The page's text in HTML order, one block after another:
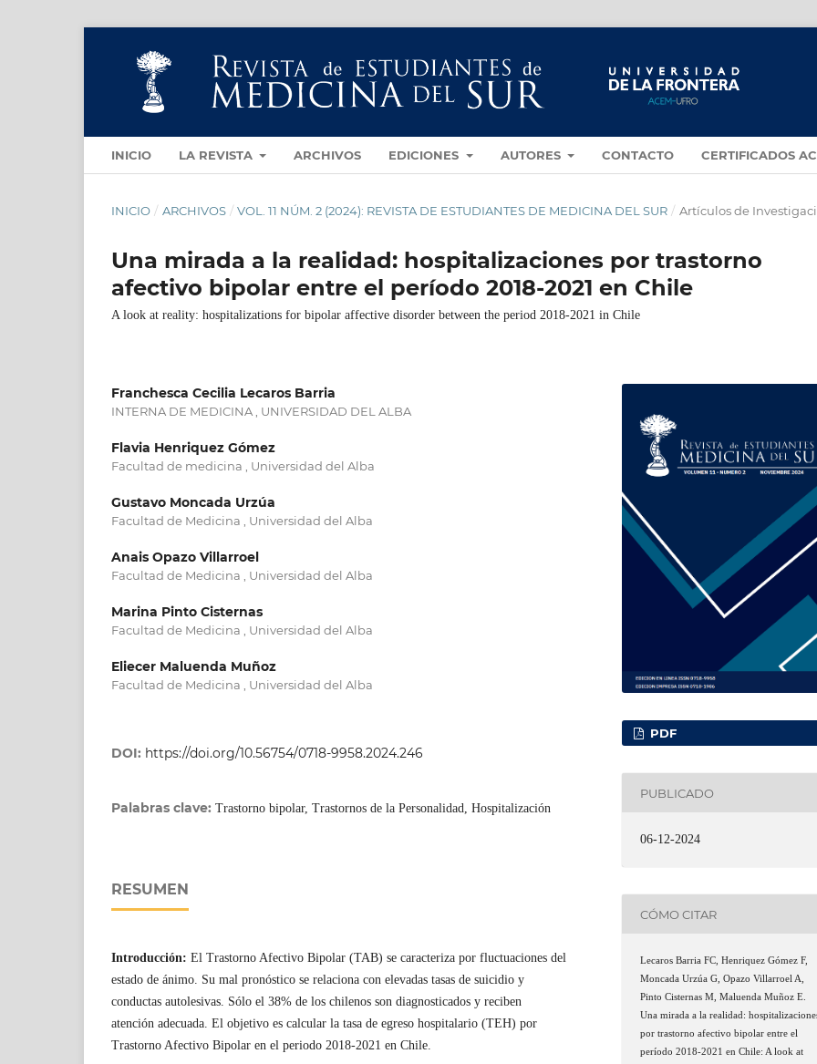
INICIO LA REVISTA ARCHIVOS EDICIONES AUTORES CONTACTO CERTIFICADOS
INICIO / ARCHIVOS / VOL. 11 NÚM. 2 (2024): REVISTA DE ESTUDIANTES DE MEDICINA DEL SUR / Artículos de
Una mirada a la realidad: hospitalizaciones por trastorno
afectivo bipolar entre el período 2018-2021 en Chile
A look at reality: hospitalizations for bipolar affective disorder between the period 2018-2021 in Chile
Franchesca Cecilia Lecaros Barria
INTERNA DE MEDICINA , UNIVERSIDAD DEL ALBA
Flavia Henriquez Gómez
Facultad de medicina , Universidad del Alba
Gustavo Moncada Urzúa
Facultad de Medicina , Universidad del Alba
Anais Opazo Villarroel
Facultad de Medicina , Universidad del Alba
Marina Pinto Cisternas
Facultad de Medicina , Universidad del Alba
Eliecer Maluenda Muñoz
Facultad de Medicina , Universidad del Alba
DOI: https://doi.org/10.56754/0718-9958.2024.246
Palabras clave: Trastorno bipolar, Trastornos de la Personalidad, Hospitalización
RESUMEN
Introducción: El Trastorno Afectivo Bipolar (TAB) se caracteriza por fluctuaciones del
estado de ánimo. Su mal pronóstico se relaciona con elevadas tasas de suicidio y
conductas autolesivas. Sólo el 38% de los chilenos son diagnosticados y reciben
atención adecuada. El objetivo es calcular la tasa de egreso hospitalario (TEH) por
Trastorno Afectivo Bipolar en el periodo 2018-2021 en Chile.
PDF
PUBLICADO
06-12-2024
CÓMO CITAR
Lecaros Barria FC, Henriquez Gómez F,
Moncada Urzúa G, Opazo Villarroel A,
Pinto Cisternas M, Maluenda Muñoz E.
Una mirada a la realidad:
por trastorno afectivo bipolar entre el
período 2018-2021 en Chile: A look at